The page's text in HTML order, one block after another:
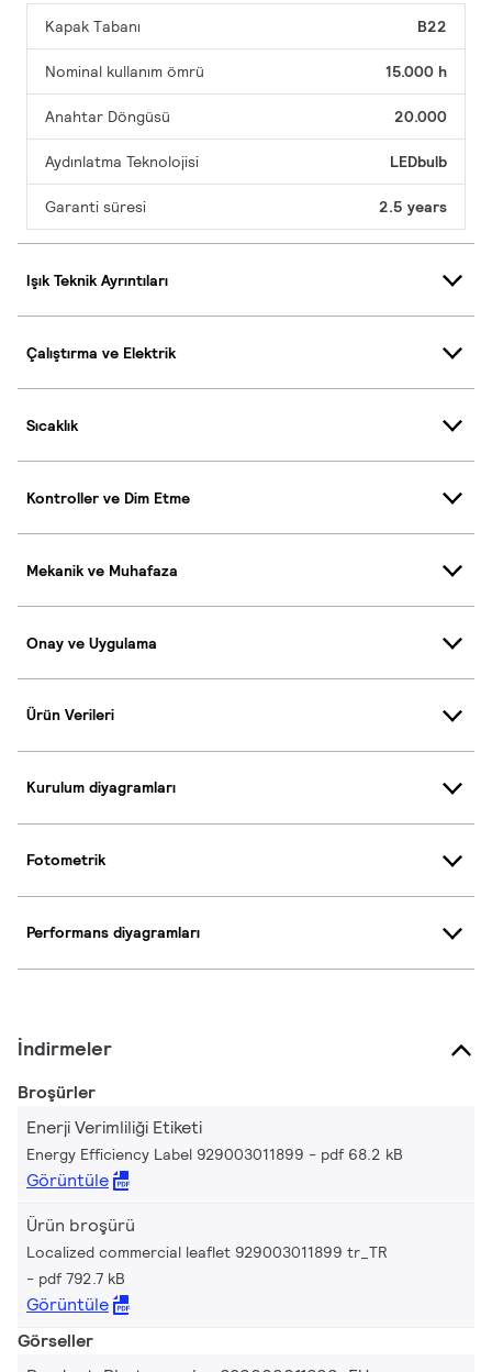
Kapak Tabanı B22
Nominal kullanım ömrü 15.000 h
Anahtar Döngüsü 20.000
Aydınlatma Teknolojisi LEDbulb
Garanti süresi 2.5 years
Işık Teknik Ayrıntıları
Çalıştırma ve Elektrik
Sıcaklık
Kontroller ve Dim Etme
Mekanik ve Muhafaza
Onay ve Uygulama
Ürün Verileri
Kurulum diyagramları
Fotometrik
Performans diyagramları
İndirmeler
Broşürler
Enerji Verimliliği Etiketi
Energy Efficiency Label 929003011899 pdf 68.2 kB
Görüntüle
Ürün broşürü
Localized commercial leaflet 929003011899 tr_TR
pdf 792.7 kB
Görüntüle
Görseller